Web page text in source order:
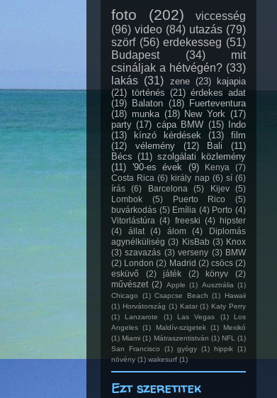
foto (202)
viccesség
(96) video (84) utazás (79)
szörf (56) erdekesseg (51)
Budapest
(34)
mit
csináljak a hétvégén? (33)
lakás (31) zene (23)
kajapia
(21) történés (21) érdekes adat
(19) Balaton (18)
Fuerteventura
(18) munka (18) New York (17)
party (17) cápa BMW (15)
Indo
(13)
kínzó kérdések (13)
film
(12)
vélemény (12) Bali
(11)
Bécs (11) szolgálati közlemény
(11) '90-es évek (9) Kenya
(7)
Costa Rica (6) király nap (6) sí (6)
írás
(6) Barcelona (5) Kijev
(5)
Lombok
(5) Puerto Rico
(5)
buvárkodás (5) Emília (4) Porto (4)
Vitorlástúra (4) freeski (4) hipster
(4)
állat (4) álom (4)
Diplomás
agynélküliség (3) KisBab (3) Knox
(3) szavazás (3) verseny (3) BMW
(2) London (2) Madrid (2) csöcs (2)
esküvő
(2) játék (2) könyv
(2)
művészet (2) Apple (1) Ausztrália (1)
Chicago
(1) Csapcse Beach (1)
Hawaii
(1) Horvátország (1) Katar (1) Katy Perry
(1)
Lanzarote (1) Las Vegas (1)
Los
Angeles (1) Maldív-szigetek (1)
Mexikó
(1) Miami (1) Mátraszentistván (1) NFL
(1)
San Francisco
(1) gyógy (1) hippik (1)
növény (1) wakesurf (1)
Ezt szeretitek